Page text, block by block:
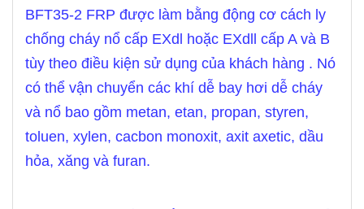
BFT35-2 FRP được làm bằng động cơ cách ly
chống cháy nổ cấp EXdl hoặc EXdll cấp A và B
tùy theo điều kiện sử dụng của khách hàng . Nó
có thể vận chuyển các khí dễ bay hơi dễ cháy
và nổ bao gồm metan, etan, propan, styren,
toluen, xylen, cacbon monoxit, axit axetic, dầu
hỏa, xăng và furan.